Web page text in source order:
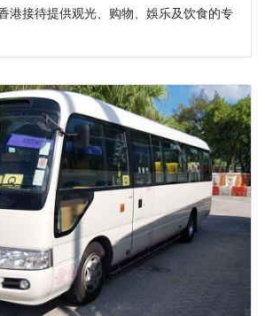
港接待提供观光、购物、娛乐及饮食的专